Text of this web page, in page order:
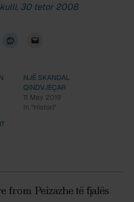
, 30 tetor 2008
NJË SKANDAL
QINDVJEÇAR
11 May 2019
In "Histori"
from Peizazhe të fjalës